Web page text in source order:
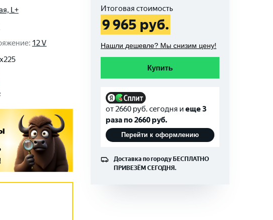
L+
: 12 V
Итоговая стоимость
9 965 руб.
Нашли дешевле? Мы снизим цену!
Купить
от 2660 руб. сегодня и еще 3
раза по2660руб.
Перейти к оформлению
Доставка по городуБЕСПЛАТНО
ПРИВЕЗЁМ СЕГОДНЯ.